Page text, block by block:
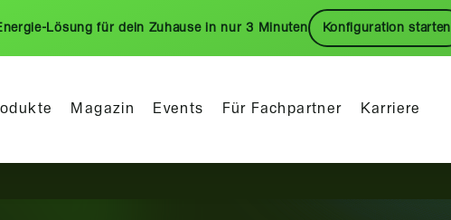
Lösung für dein Zuhause in nur 3 Minuten Konfiguration starten
Magazin Events Für Fachpartner Karriere